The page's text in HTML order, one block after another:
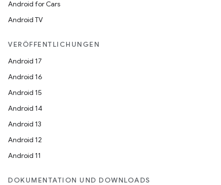
Android for Cars
Android TV
VERÖFFENTLICHUNGEN
Android 17
Android 16
Android 15
Android 14
Android 13
Android 12
Android 11
DOKUMENTATION UND DOWNLOADS